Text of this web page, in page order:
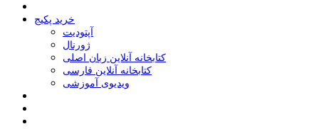
خرید پکیج
ﺁﭘﺘﻮﺩﯾﺖ
ﮊﻭﺭﻧﺎﻝ
کتابخانه آنلاین زبان اصلی
کتابخانه آنلاین فارسی
ویدیوی آموزشی